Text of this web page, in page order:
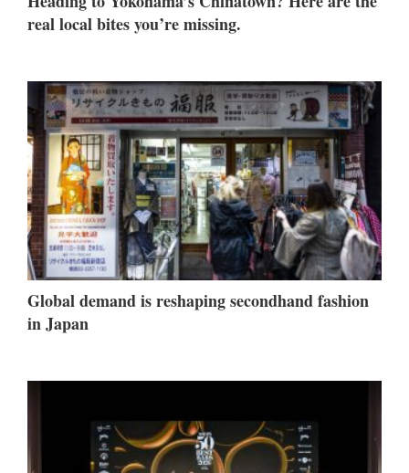
real local bites you’re missing.
Global demand is reshaping secondhand fashion
in Japan